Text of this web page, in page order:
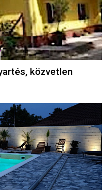
közvetlen